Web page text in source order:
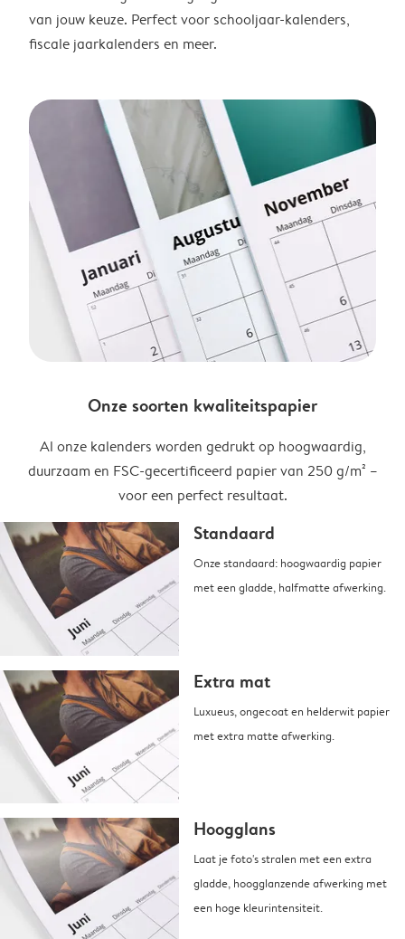
van jouw keuze. Perfect voor schooljaar-kalenders,
fiscale jaarkalenders en meer.
Onze soorten kwaliteitspapier
Al onze kalenders worden gedrukt op hoogwaardig,
duurzaam en FSC-gecertificeerd papier van 250 g/m² –
voor een perfect resultaat.
Standaard
Onze standaard: hoogwaardig papier
met een gladde, halfmatte afwerking.
Extra mat
Luxueus, ongecoat en helderwit papier
met extra matte afwerking.
Hoogglans
Laat je foto's stralen met een extra
gladde, hoogglanzende afwerking met
een hoge kleurintensiteit.